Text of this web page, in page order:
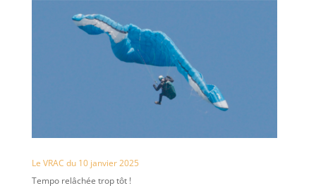
Le VRAC du 10 janvier 2025
Tempo relâchée trop tôt !